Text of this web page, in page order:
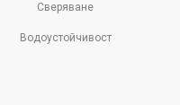
Сверяване
Водоустойчивост